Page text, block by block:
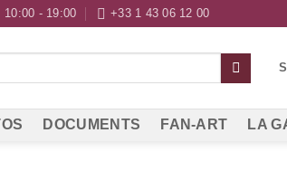
10:00 - 19:00 +33 1 43 06 12 00
DOCUMENTS FAN-ART LA